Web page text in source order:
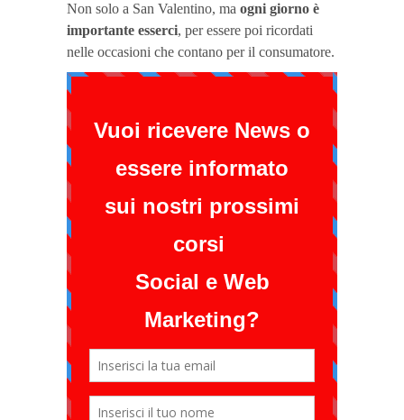
Non solo a San Valentino, ma ogni giorno è
importante esserci, per essere poi ricordati
nelle occasioni che contano per il consumatore.